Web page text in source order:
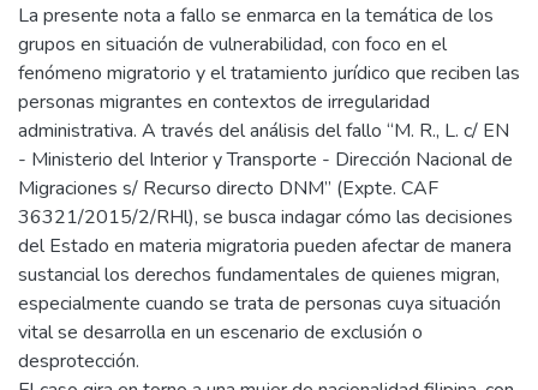
La presente nota a fallo se enmarca en la temática de los
grupos en situación de vulnerabilidad, con foco en el
fenómeno migratorio y el tratamiento jurídico que reciben las
personas migrantes en contextos de irregularidad
administrativa. A través del análisis del fallo “M. R., L. c/ EN
- Ministerio del Interior y Transporte - Dirección Nacional de
Migraciones s/ Recurso directo DNM” (Expte. CAF
36321/2015/2/RHl), se busca indagar cómo las decisiones
del Estado en materia migratoria pueden afectar de manera
sustancial los derechos fundamentales de quienes migran,
especialmente cuando se trata de personas cuya situación
vital se desarrolla en un escenario de exclusión o
desprotección.